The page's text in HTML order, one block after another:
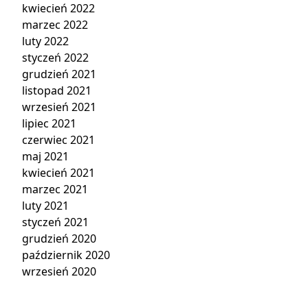
kwiecień 2022
marzec 2022
luty 2022
styczeń 2022
grudzień 2021
listopad 2021
wrzesień 2021
lipiec 2021
czerwiec 2021
maj 2021
kwiecień 2021
marzec 2021
luty 2021
styczeń 2021
grudzień 2020
październik 2020
wrzesień 2020